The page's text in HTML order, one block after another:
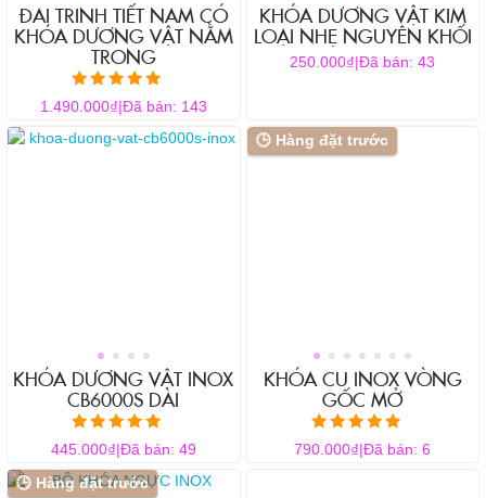
ĐAI TRINH TIẾT NAM CÓ
KHÓA DƯƠNG VẬT NẰM
TRONG
Được xếp hạng
5.00
1.490.000₫ Đã bán: 143
Sản
có
thể
được
chọn
trang
KHÓA DƯƠNG VẬT KIM
LOẠI NHẸ NGUYÊN KHỐI
250.000₫ |Đã bán: 43
KHÓA DƯƠNG VẬT INOX
CB6000S DÀI
Được xếp hạng
5.00
5 sao
445.000₫ Đã bán: 49
🕒 Hàng đặt trước
KHÓA CU INOX VÒNG
GỐC MỞ
Được xếp hạng
5.00
790.000₫ |Đã bán: 6
🕒 Hàng đặt trước